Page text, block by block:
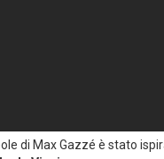
di Max Gazzé è stato